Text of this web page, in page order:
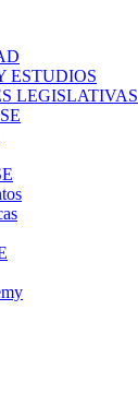
ESTUDIOS
LEGISLATIVAS